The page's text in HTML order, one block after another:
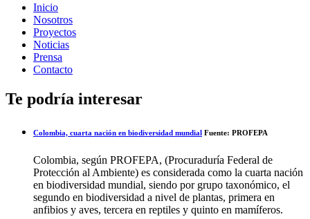
Inicio
Nosotros
Proyectos
Noticias
Prensa
Contacto
Te podría interesar
Colombia, cuarta nación en biodiversidad mundial Fuente: PROFEPA
Colombia, según PROFEPA, (Procuraduría Federal de
Protección al Ambiente) es considerada como la cuarta nación
en biodiversidad mundial, siendo por grupo taxonómico, el
segundo en biodiversidad a nivel de plantas, primera en
anfibios y aves, tercera en reptiles y quinto en mamíferos.